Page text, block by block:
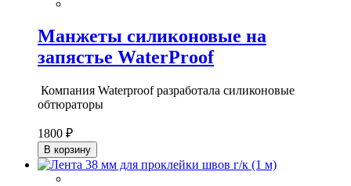
Манжеты силиконовые на
запястье WaterProof
Компания Waterproof разработала силиконовые
обтюраторы
1800 ₽
В корзину